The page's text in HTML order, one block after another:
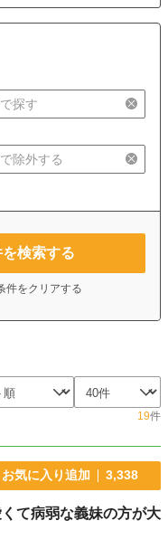
を検索する
件をクリアする
19件
お気に入り追加 3,338
て病弱な義妹の方が大